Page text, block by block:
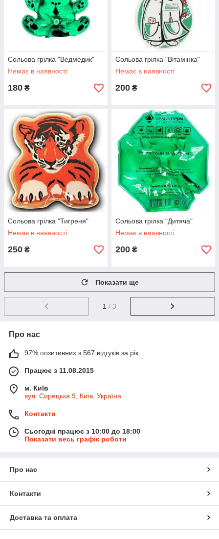
Сольова грілка "Ведмедик"
Немає в наявності
180 ₴
Сольова грілка "Вітамінка"
Немає в наявності
200 ₴
Сольова грілка "Тигреня"
Немає в наявності
250 ₴
Сольова грілка "Дитяча"
Немає в наявності
200 ₴
Показати ще
1 / 3
Про нас
97% позитивних з 567 відгуків за рік
Працює з 11.08.2015
м. Київ
вул. Сирецька 9, Київ, Україна
Контакти
Сьогодні працює з 10:00 до 18:00
Показати весь графік роботи
Про нас
Контакти
Доставка та оплата